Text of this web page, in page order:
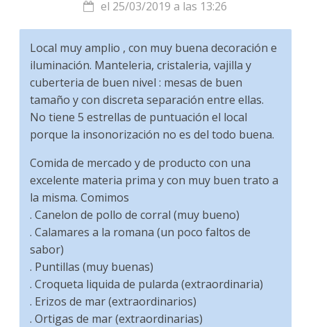
el 25/03/2019 a las 13:26
Local muy amplio , con muy buena decoración e
iluminación. Manteleria, cristaleria, vajilla y
cuberteria de buen nivel : mesas de buen
tamaño y con discreta separación entre ellas.
No tiene 5 estrellas de puntuación el local
porque la insonorización no es del todo buena.
Comida de mercado y de producto con una
excelente materia prima y con muy buen trato a
la misma. Comimos
. Canelon de pollo de corral (muy bueno)
. Calamares a la romana (un poco faltos de
sabor)
. Puntillas (muy buenas)
. Croqueta liquida de pularda (extraordinaria)
. Erizos de mar (extraordinarios)
. Ortigas de mar (extraordinarias)